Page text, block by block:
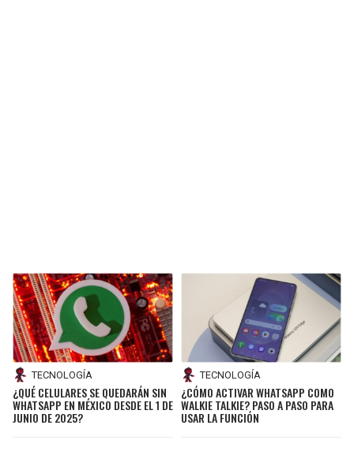
TECNOLOGÍA
¿QUÉ CELULARES SE QUEDARÁN SIN
WHATSAPP EN MÉXICO DESDE EL 1 DE
JUNIO DE 2025?
TECNOLOGÍA
¿CÓMO ACTIVAR WHATSAPP COMO
WALKIE TALKIE? PASO A PASO PARA
USAR LA FUNCIÓN